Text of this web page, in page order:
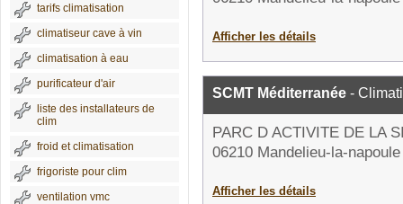
tarifs climatisation
climatiseur cave à vin
climatisation à eau
purificateur d'air
liste des installateurs de
clim
froid et climatisation
frigoriste pour clim
ventilation vmc
Afficher les détails
SCMT Méditerranée -
PARC D ACTIVITE DE LA
06210 Mandelieu-la-napoule
Afficher les détails